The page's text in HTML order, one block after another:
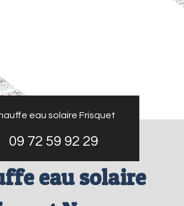
eau solaire Frisquet
09 72 59 92 29
eau solaire